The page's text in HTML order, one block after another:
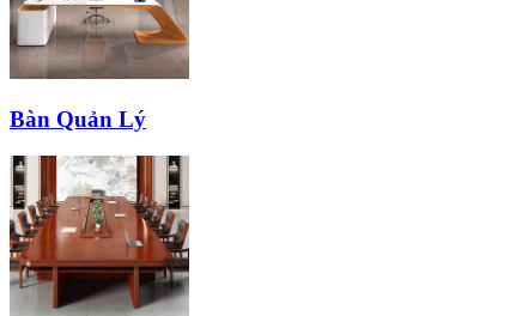
Bàn Quản Lý